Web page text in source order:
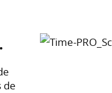
de